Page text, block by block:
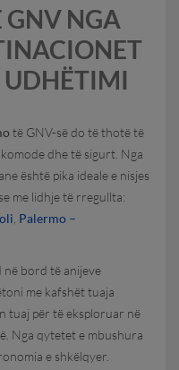
NGA
UDHËTIMI
të GNV-së do të thotë të
dhe të sigurt. Nga
është pika ideale e nisjes
me lidhje të rregullta:
Palermo –
bord të anijeve
me kafshët tuaja
tuaj për të eksploruar në
Nga qytetet e mbushura
e shkëlqyer.